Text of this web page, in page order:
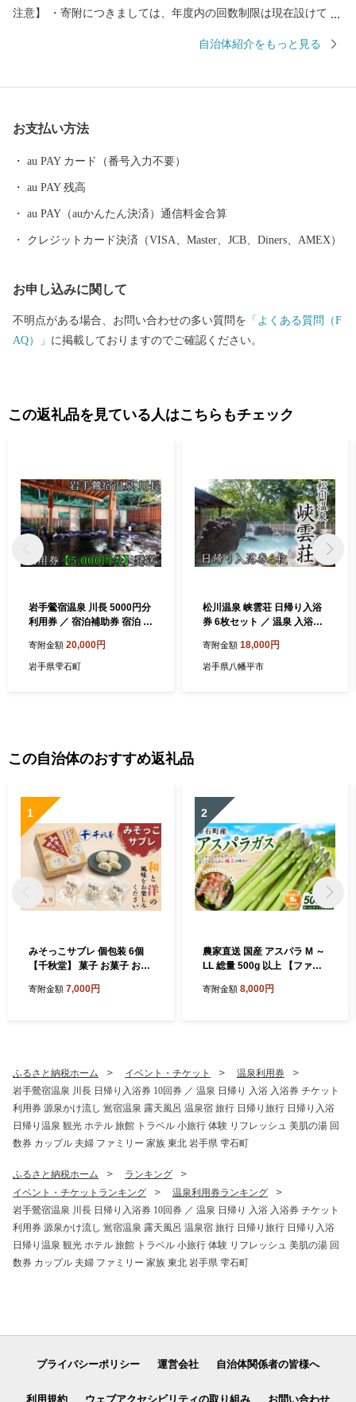
注意】 ・寄附につきましては、年度内の回数制限は現在設けてお
は、雫石町外にお住まいの方に限らせていただきます。 ■□
l：shizukuishi@furusato-bpo.com
自治体紹介をもっと見る
お支払い方法
au PAY カード（番号入力不要）
au PAY 残高
au PAY（auかんたん決済）通信料金合算
クレジットカード決済（VISA、Master、JCB、Diners、AMEX）
お申し込みに関して
不明点がある場合、お問い合わせの多い質問を 「よくある質問（F
AQ）」 に掲載しておりますのでご確認ください。
この返礼品を見ている人はこちらもチェック
岩手鶯宿温泉 川長 5000円分
利用券 ／ 宿泊補助券 宿泊 入
ット 利用券 温泉宿 日帰り旅
行 日帰り入浴 日帰り温泉 小
雫石町
寄附金額 20,000円
岩手県雫石町
松川温泉 峡雲荘 日帰り入浴
券 6枚セット ／ 温泉 入浴券
泉 温泉券 温泉利用券 露天風
呂 源泉かけ流し 露天風呂 回
寄附金額 18,000円
岩手県八幡平市
この自治体のおすすめ返礼品
1
みそっこサブレ 個包装 6個
【千秋堂】 菓子 お菓子 おか
ブレ クッキー スイーツ 赤味
県 雫石町 送料無料
寄附金額 7,000円
2
農家直送 国産 アスパラ M ～
LL 総量 500g 以上 【ファー
ーンアスパラ 旬 野菜 やさい
キャンプ お取り寄せ 冷蔵 人
気 ハウス栽培
寄附金額 8,000円
ふるさと納税ホーム イベント・チケット
温泉利用券
岩手鶯宿温泉 川長 日帰り入浴券 10回券 ／ 温泉 日帰り 入浴 入浴券 チケット
利用券 源泉かけ流し 鴬宿温泉 露天風呂 温泉宿 旅行 日帰り旅行 日帰り入浴
日帰り温泉 観光 ホテル 旅館 トラベル 小旅行 体験 リフレッシュ 美肌の湯 回
数券 カップル 夫婦 ファミリー 家族 東北 岩手県 雫石町
ふるさと納税ホーム
ランキング
イベント・チケットランキング
温泉利用券ランキング
岩手鶯宿温泉 川長 日帰り入浴券 10回券 ／ 温泉 日帰り 入浴 入浴券 チケット
利用券 源泉かけ流し 鴬宿温泉 露天風呂 温泉宿 旅行 日帰り旅行 日帰り入浴
日帰り温泉 観光 ホテル 旅館 トラベル 小旅行 体験 リフレッシュ 美肌の湯 回
数券 カップル 夫婦 ファミリー 家族 東北 岩手県 雫石町
プライバシーポリシー 運営会社 自治体関係者の皆様へ
利用規約 ウェブアクセシビリティの取り組み お問い合わせ